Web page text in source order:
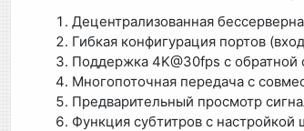
Децентрализованная
Гибкая конфигурация портов
Поддержка 4K@30fps с обратной
Многопоточная передача с
Предварительный просмотр
Функция субтитров с